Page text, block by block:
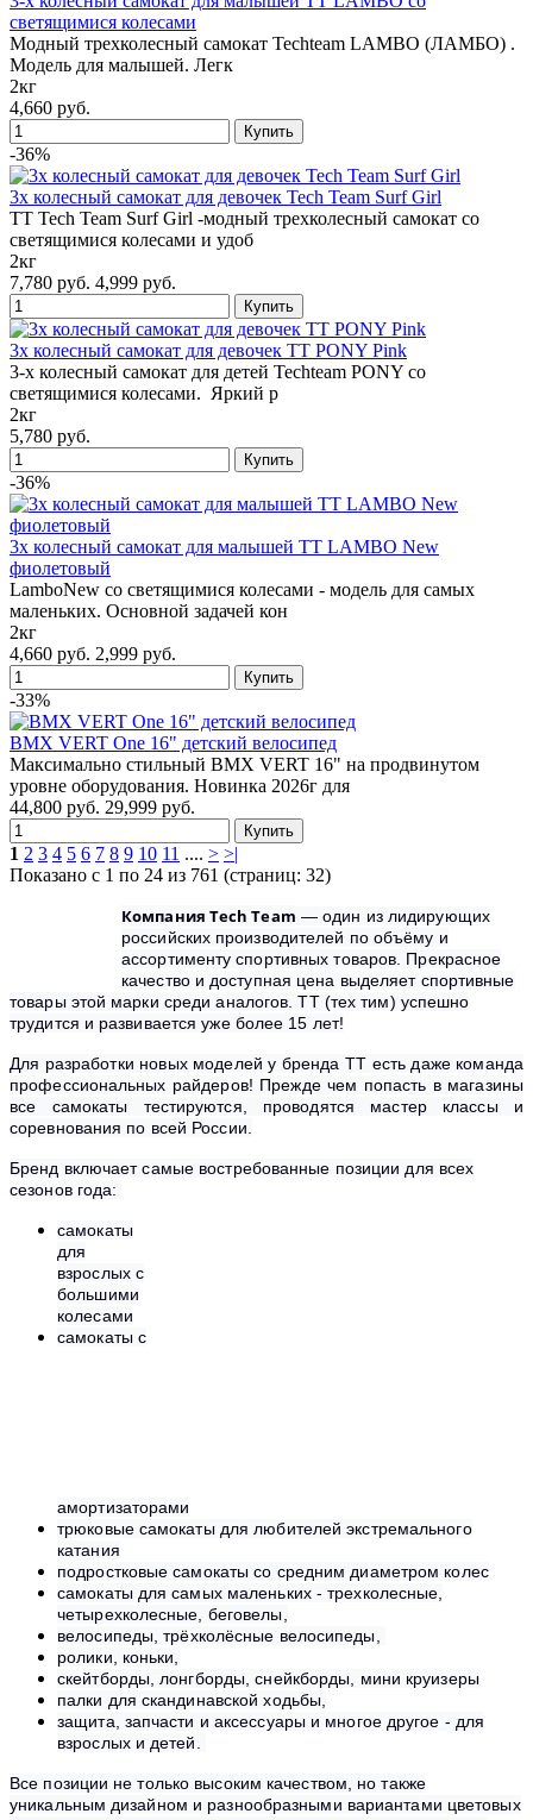
светящимися колесами
Модный трехколесный самокат Techteam LAMBO (ЛАМБО) .
Модель для малышей. Легк
2кг
4,660 руб.
-36%
3х колесный самокат для девочек Tech Team Surf Girl
TT Tech Team Surf Girl -модный трехколесный самокат со
светящимися колесами и удоб
2кг
7,780 руб. 4,999 руб.
3х колесный самокат для девочек TT PONY Pink
3-х колесный самокат для детей Techteam PONY со
светящимися колесами. Яркий р
2кг
5,780 руб.
-36%
3х колесный самокат для малышей TT LAMBO New
фиолетовый
LamboNew со светящимися колесами - модель для самых
маленьких. Основной задачей кон
2кг
4,660 руб. 2,999 руб.
-33%
BMX VERT One 16" детский велосипед
Максимально стильный BMX VERT 16" на продвинутом
уровне оборудования. Новинка 2026г для
44,800 руб. 29,999 руб.
1 2 3 4 5 6 7 8 9 10 11 .... > >|
Показано с 1 по 24 из 761 (страниц: 32)
Компания Tech Team — один из лидирующих
российских производителей по объёму и
ассортименту спортивных товаров. Прекрасное
качество и доступная цена выделяет спортивные
товары этой марки среди аналогов. TT (тех тим) успешно
трудится и развивается уже более 15 лет!
Для разработки новых моделей у бренда TT есть даже команда
профессиональных райдеров! Прежде чем попасть в магазины
все самокаты тестируются, проводятся мастер классы и
соревнования по всей России.
Бренд включает самые востребованные позиции для всех
сезонов года:
cамокаты
для
взрослых с
большими
колесами
самокаты с
амортизаторами
трюковые самокаты для любителей экстремального
катания
подростковые самокаты со средним диаметром колес
самокаты для самых маленьких - трехколесные,
четырехколесные, беговелы,
велосипеды,трёхколёсные велосипеды,
ролики, коньки,
скейтборды, лонгборды, снейкборды, мини круизеры
палки для скандинавской ходьбы,
защита, запчасти и аксессуары и многое другое - для
взрослых и детей.
Все позиции не только высоким качеством, но также
уникальным дизайном и разнообразными вариантами цветовых